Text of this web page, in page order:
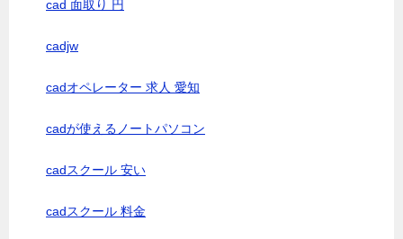
cad 面取り 円
cadjw
cadオペレーター 求人 愛知
cadが使えるノートパソコン
cadスクール 安い
cadスクール 料金